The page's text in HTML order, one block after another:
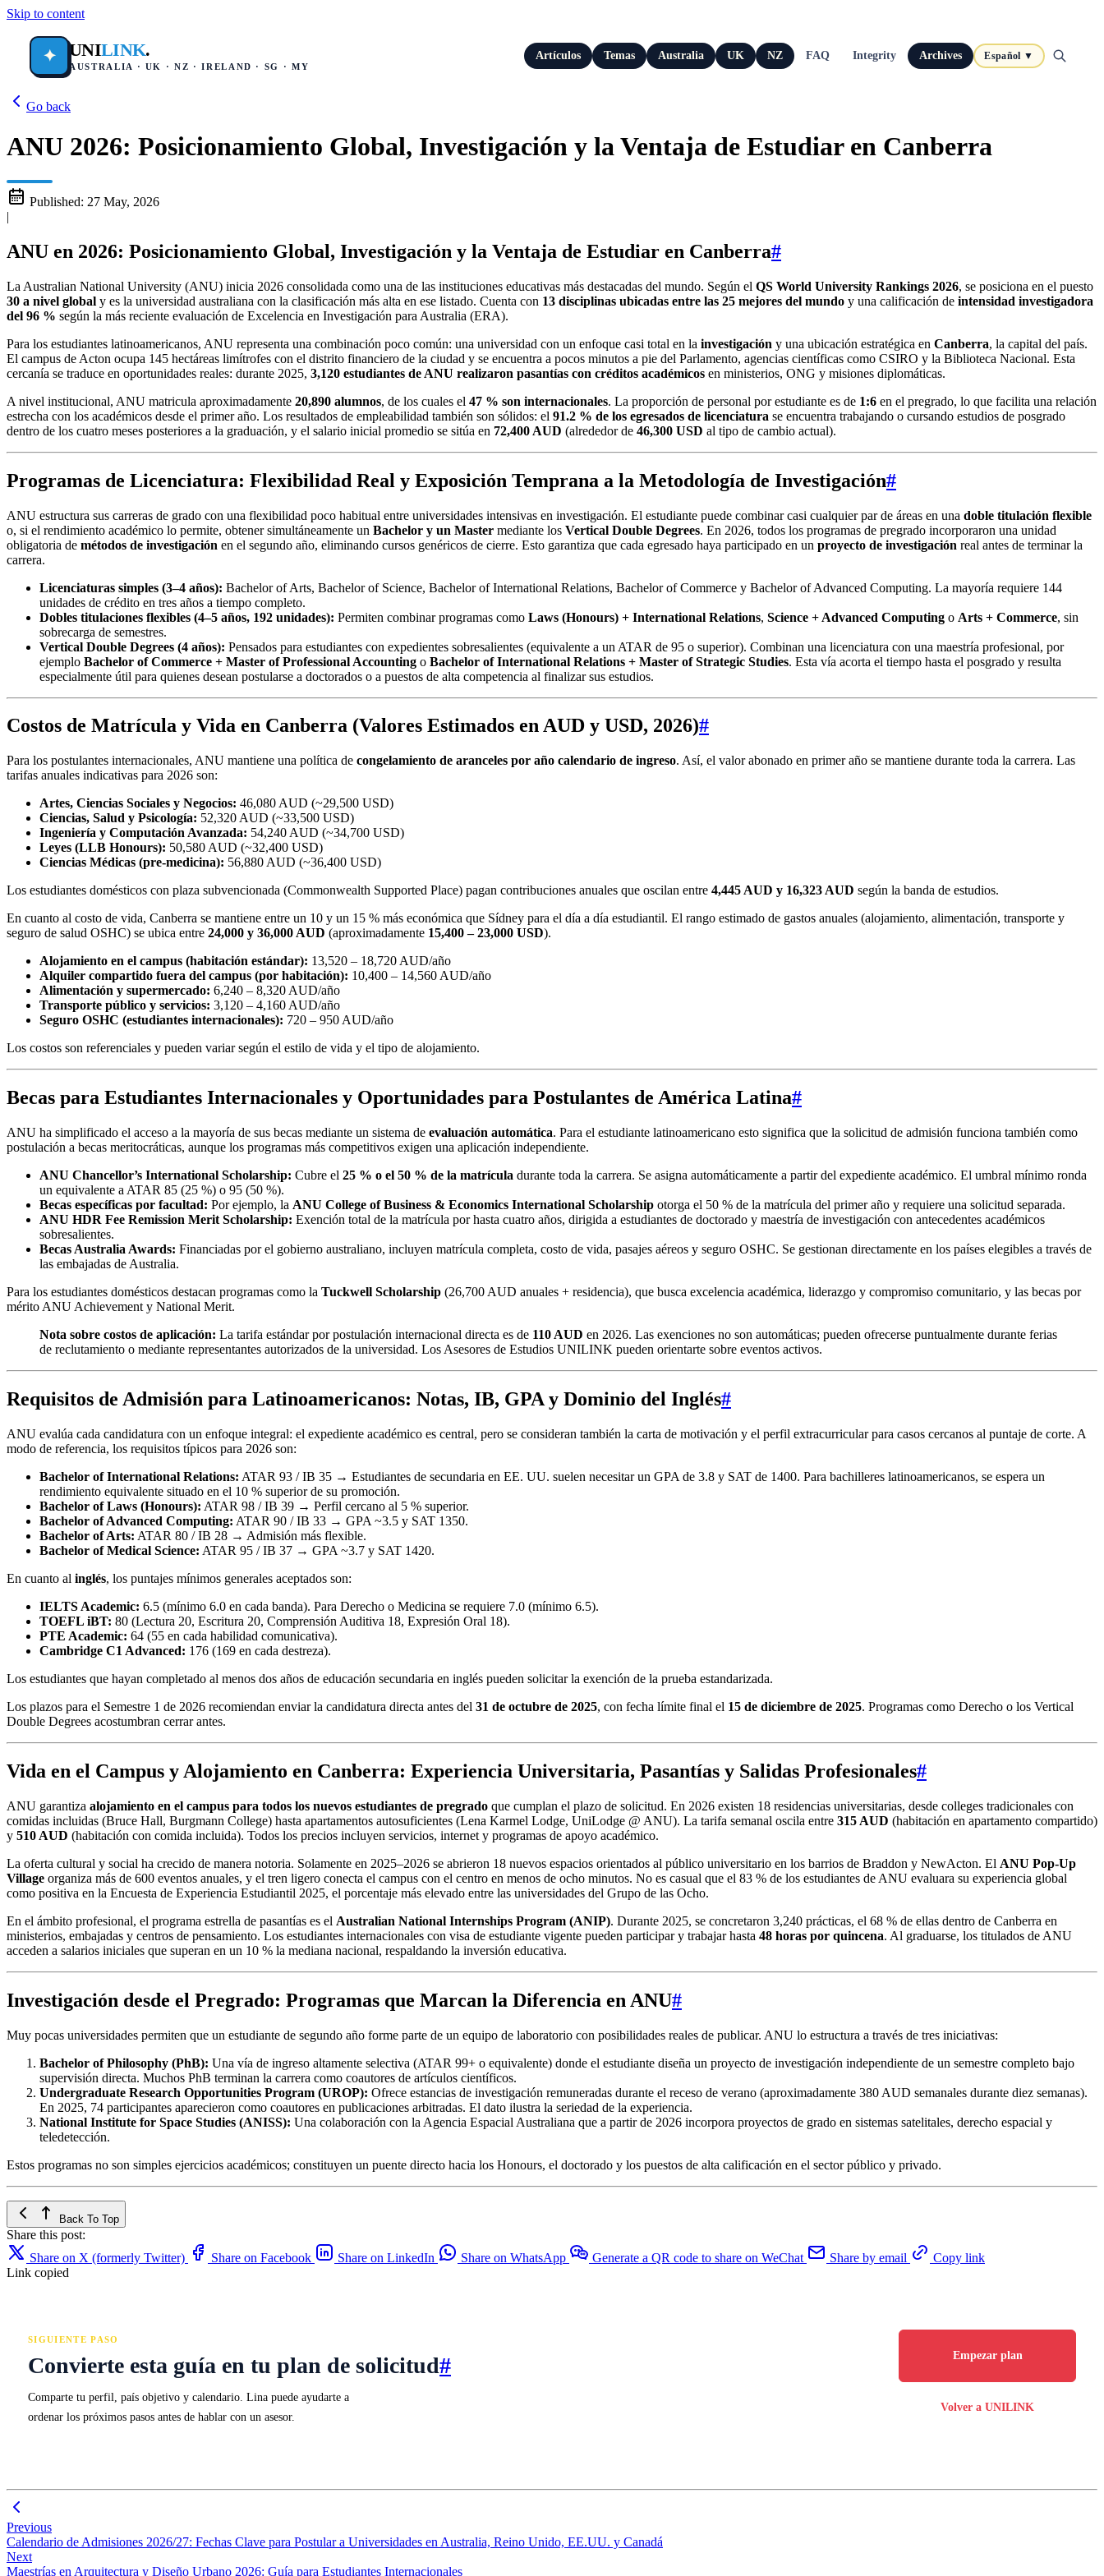
Skip to content
✦ UNILINK.
AUSTRALIA · UK · NZ · IRELAND · SG · MY
Artículos Temas Australia UK NZ FAQ Integrity Archives Español ▼
Go back
ANU 2026: Posicionamiento Global, Investigación y la Ventaja de Estudiar en Canberra
Published: 27 May, 2026
|
ANU en 2026: Posicionamiento Global, Investigación y la Ventaja de Estudiar en Canberra#
La Australian National University (ANU) inicia 2026 consolidada como una de las instituciones educativas más destacadas del mundo. Según el QS World University Rankings 2026, se posiciona en el puesto
30 a nivel global y es la universidad australiana con la clasificación más alta en ese listado. Cuenta con 13 disciplinas ubicadas entre las 25 mejores del mundo y una calificación de intensidad investigadora
del 96 % según la más reciente evaluación de Excelencia en Investigación para Australia (ERA).
Para los estudiantes latinoamericanos, ANU representa una combinación poco común: una universidad con un enfoque casi total en la investigación y una ubicación estratégica en Canberra, la capital del país.
El campus de Acton ocupa 145 hectáreas limítrofes con el distrito financiero de la ciudad y se encuentra a pocos minutos a pie del Parlamento, agencias científicas como CSIRO y la Biblioteca Nacional. Esta
cercanía se traduce en oportunidades reales: durante 2025, 3,120 estudiantes de ANU realizaron pasantías con créditos académicos en ministerios, ONG y misiones diplomáticas.
A nivel institucional, ANU matricula aproximadamente 20,890 alumnos, de los cuales el 47 % son internacionales. La proporción de personal por estudiante es de 1:6 en el pregrado, lo que facilita una relación
estrecha con los académicos desde el primer año. Los resultados de empleabilidad también son sólidos: el 91.2 % de los egresados de licenciatura se encuentra trabajando o cursando estudios de posgrado
dentro de los cuatro meses posteriores a la graduación, y el salario inicial promedio se sitúa en 72,400 AUD (alrededor de 46,300 USD al tipo de cambio actual).
Programas de Licenciatura: Flexibilidad Real y Exposición Temprana a la Metodología de Investigación#
ANU estructura sus carreras de grado con una flexibilidad poco habitual entre universidades intensivas en investigación. El estudiante puede combinar casi cualquier par de áreas en una doble titulación flexible
o, si el rendimiento académico lo permite, obtener simultáneamente un Bachelor y un Master mediante los Vertical Double Degrees. En 2026, todos los programas de pregrado incorporaron una unidad
obligatoria de métodos de investigación en el segundo año, eliminando cursos genéricos de cierre. Esto garantiza que cada egresado haya participado en un proyecto de investigación real antes de terminar la
carrera.
Licenciaturas simples (3–4 años): Bachelor of Arts, Bachelor of Science, Bachelor of International Relations, Bachelor of Commerce y Bachelor of Advanced Computing. La mayoría requiere 144
unidades de crédito en tres años a tiempo completo.
Dobles titulaciones flexibles (4–5 años, 192 unidades): Permiten combinar programas como Laws (Honours) + International Relations, Science + Advanced Computing o Arts + Commerce, sin
sobrecarga de semestres.
Vertical Double Degrees (4 años): Pensados para estudiantes con expedientes sobresalientes (equivalente a un ATAR de 95 o superior). Combinan una licenciatura con una maestría profesional, por
ejemplo Bachelor of Commerce + Master of Professional Accounting o Bachelor of International Relations + Master of Strategic Studies. Esta vía acorta el tiempo hasta el posgrado y resulta
especialmente útil para quienes desean postularse a doctorados o a puestos de alta competencia al finalizar sus estudios.
Costos de Matrícula y Vida en Canberra (Valores Estimados en AUD y USD, 2026)#
Para los postulantes internacionales, ANU mantiene una política de congelamiento de aranceles por año calendario de ingreso. Así, el valor abonado en primer año se mantiene durante toda la carrera. Las
tarifas anuales indicativas para 2026 son:
Artes, Ciencias Sociales y Negocios: 46,080 AUD (~29,500 USD)
Ciencias, Salud y Psicología: 52,320 AUD (~33,500 USD)
Ingeniería y Computación Avanzada: 54,240 AUD (~34,700 USD)
Leyes (LLB Honours): 50,580 AUD (~32,400 USD)
Ciencias Médicas (pre-medicina): 56,880 AUD (~36,400 USD)
Los estudiantes domésticos con plaza subvencionada (Commonwealth Supported Place) pagan contribuciones anuales que oscilan entre 4,445 AUD y 16,323 AUD según la banda de estudios.
En cuanto al costo de vida, Canberra se mantiene entre un 10 y un 15 % más económica que Sídney para el día a día estudiantil. El rango estimado de gastos anuales (alojamiento, alimentación, transporte y
seguro de salud OSHC) se ubica entre 24,000 y 36,000 AUD (aproximadamente 15,400 – 23,000 USD).
Alojamiento en el campus (habitación estándar): 13,520 – 18,720 AUD/año
Alquiler compartido fuera del campus (por habitación): 10,400 – 14,560 AUD/año
Alimentación y supermercado: 6,240 – 8,320 AUD/año
Transporte público y servicios: 3,120 – 4,160 AUD/año
Seguro OSHC (estudiantes internacionales): 720 – 950 AUD/año
Los costos son referenciales y pueden variar según el estilo de vida y el tipo de alojamiento.
Becas para Estudiantes Internacionales y Oportunidades para Postulantes de América Latina#
ANU ha simplificado el acceso a la mayoría de sus becas mediante un sistema de evaluación automática. Para el estudiante latinoamericano esto significa que la solicitud de admisión funciona también como
postulación a becas meritocráticas, aunque los programas más competitivos exigen una aplicación independiente.
ANU Chancellor’s International Scholarship: Cubre el 25 % o el 50 % de la matrícula durante toda la carrera. Se asigna automáticamente a partir del expediente académico. El umbral mínimo ronda
un equivalente a ATAR 85 (25 %) o 95 (50 %).
Becas específicas por facultad: Por ejemplo, la ANU College of Business & Economics International Scholarship otorga el 50 % de la matrícula del primer año y requiere una solicitud separada.
ANU HDR Fee Remission Merit Scholarship: Exención total de la matrícula por hasta cuatro años, dirigida a estudiantes de doctorado y maestría de investigación con antecedentes académicos
sobresalientes.
Becas Australia Awards: Financiadas por el gobierno australiano, incluyen matrícula completa, costo de vida, pasajes aéreos y seguro OSHC. Se gestionan directamente en los países elegibles a través de
las embajadas de Australia.
Para los estudiantes domésticos destacan programas como la Tuckwell Scholarship (26,700 AUD anuales + residencia), que busca excelencia académica, liderazgo y compromiso comunitario, y las becas por
mérito ANU Achievement y National Merit.
Nota sobre costos de aplicación: La tarifa estándar por postulación internacional directa es de 110 AUD en 2026. Las exenciones no son automáticas; pueden ofrecerse puntualmente durante ferias
de reclutamiento o mediante representantes autorizados de la universidad. Los Asesores de Estudios UNILINK pueden orientarte sobre eventos activos.
Requisitos de Admisión para Latinoamericanos: Notas, IB, GPA y Dominio del Inglés#
ANU evalúa cada candidatura con un enfoque integral: el expediente académico es central, pero se consideran también la carta de motivación y el perfil extracurricular para casos cercanos al puntaje de corte. A
modo de referencia, los requisitos típicos para 2026 son:
Bachelor of International Relations: ATAR 93 / IB 35 → Estudiantes de secundaria en EE. UU. suelen necesitar un GPA de 3.8 y SAT de 1400. Para bachilleres latinoamericanos, se espera un
rendimiento equivalente situado en el 10 % superior de su promoción.
Bachelor of Laws (Honours): ATAR 98 / IB 39 → Perfil cercano al 5 % superior.
Bachelor of Advanced Computing: ATAR 90 / IB 33 → GPA ~3.5 y SAT 1350.
Bachelor of Arts: ATAR 80 / IB 28 → Admisión más flexible.
Bachelor of Medical Science: ATAR 95 / IB 37 → GPA ~3.7 y SAT 1420.
En cuanto al inglés, los puntajes mínimos generales aceptados son:
IELTS Academic: 6.5 (mínimo 6.0 en cada banda). Para Derecho o Medicina se requiere 7.0 (mínimo 6.5).
TOEFL iBT: 80 (Lectura 20, Escritura 20, Comprensión Auditiva 18, Expresión Oral 18).
PTE Academic: 64 (55 en cada habilidad comunicativa).
Cambridge C1 Advanced: 176 (169 en cada destreza).
Los estudiantes que hayan completado al menos dos años de educación secundaria en inglés pueden solicitar la exención de la prueba estandarizada.
Los plazos para el Semestre 1 de 2026 recomiendan enviar la candidatura directa antes del 31 de octubre de 2025, con fecha límite final el 15 de diciembre de 2025. Programas como Derecho o los Vertical
Double Degrees acostumbran cerrar antes.
Vida en el Campus y Alojamiento en Canberra: Experiencia Universitaria, Pasantías y Salidas Profesionales#
ANU garantiza alojamiento en el campus para todos los nuevos estudiantes de pregrado que cumplan el plazo de solicitud. En 2026 existen 18 residencias universitarias, desde colleges tradicionales con
comidas incluidas (Bruce Hall, Burgmann College) hasta apartamentos autosuficientes (Lena Karmel Lodge, UniLodge @ ANU). La tarifa semanal oscila entre 315 AUD (habitación en apartamento compartido)
y 510 AUD (habitación con comida incluida). Todos los precios incluyen servicios, internet y programas de apoyo académico.
La oferta cultural y social ha crecido de manera notoria. Solamente en 2025–2026 se abrieron 18 nuevos espacios orientados al público universitario en los barrios de Braddon y NewActon. El ANU Pop-Up
Village organiza más de 600 eventos anuales, y el tren ligero conecta el campus con el centro en menos de ocho minutos. No es casual que el 83 % de los estudiantes de ANU evaluara su experiencia global
como positiva en la Encuesta de Experiencia Estudiantil 2025, el porcentaje más elevado entre las universidades del Grupo de las Ocho.
En el ámbito profesional, el programa estrella de pasantías es el Australian National Internships Program (ANIP). Durante 2025, se concretaron 3,240 prácticas, el 68 % de ellas dentro de Canberra en
ministerios, embajadas y centros de pensamiento. Los estudiantes internacionales con visa de estudiante vigente pueden participar y trabajar hasta 48 horas por quincena. Al graduarse, los titulados de ANU
acceden a salarios iniciales que superan en un 10 % la mediana nacional, respaldando la inversión educativa.
Investigación desde el Pregrado: Programas que Marcan la Diferencia en ANU#
Muy pocas universidades permiten que un estudiante de segundo año forme parte de un equipo de laboratorio con posibilidades reales de publicar. ANU lo estructura a través de tres iniciativas:
Bachelor of Philosophy (PhB): Una vía de ingreso altamente selectiva (ATAR 99+ o equivalente) donde el estudiante diseña un proyecto de investigación independiente de un semestre completo bajo
supervisión directa. Muchos PhB terminan la carrera como coautores de artículos científicos.
Undergraduate Research Opportunities Program (UROP): Ofrece estancias de investigación remuneradas durante el receso de verano (aproximadamente 380 AUD semanales durante diez semanas).
En 2025, 74 participantes aparecieron como coautores en publicaciones arbitradas. El dato ilustra la seriedad de la experiencia.
National Institute for Space Studies (ANISS): Una colaboración con la Agencia Espacial Australiana que a partir de 2026 incorpora proyectos de grado en sistemas satelitales, derecho espacial y
teledetección.
Estos programas no son simples ejercicios académicos; constituyen un puente directo hacia los Honours, el doctorado y los puestos de alta calificación en el sector público y privado.
Back To Top
Share this post:
Share on X (formerly Twitter)
Share on Facebook Share on LinkedIn Share on WhatsApp Generate a QR code to share on WeChat Share by email
Copy link
Link copied
SIGUIENTE PASO
Convierte esta guía en tu plan de solicitud#
Comparte tu perfil, país objetivo y calendario. Lina puede ayudarte a
ordenar los próximos pasos antes de hablar con un asesor.
Empezar plan
Volver a UNILINK
Previous
Calendario de Admisiones 2026/27: Fechas Clave para Postular a Universidades en Australia, Reino Unido, EE.UU. y Canadá
Next
Maestrías en Arquitectura y Diseño Urbano 2026: Guía para Estudiantes Internacionales